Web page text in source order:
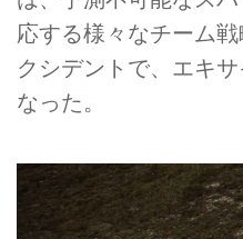
応する様々なチーム
クシデントで、エキ
なった。